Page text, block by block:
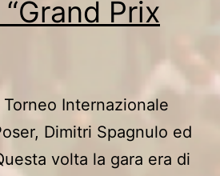
Prix
Torneo Internazionale
Dimitri Spagnulo ed
volta la gara era di